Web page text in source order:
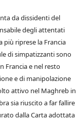
da dissidenti del
degli attentati
più riprese la Francia
di simpatizzanti sono
Francia e nel resto
e di manipolazione
attivo nel Maghreb in
sia riuscito a far fallire
dalla Carta adottata